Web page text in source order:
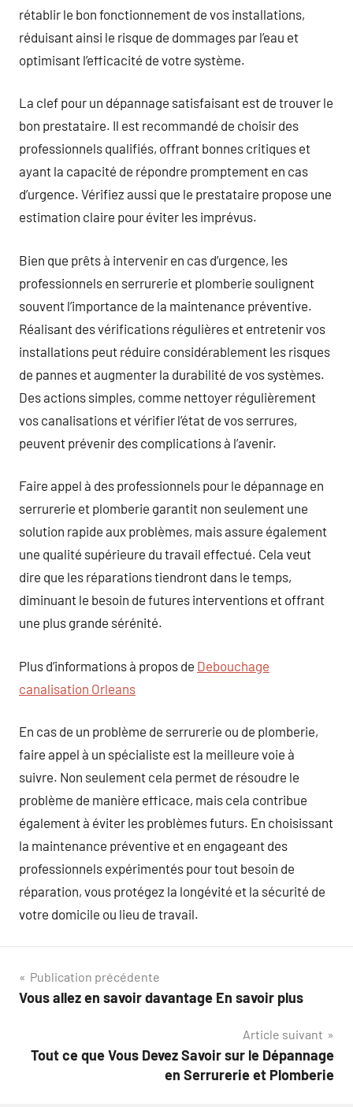
rétablir le bon fonctionnement de vos installations,
réduisant ainsi le risque de dommages par l’eau et
optimisant l’efficacité de votre système.
La clef pour un dépannage satisfaisant est de trouver le
bon prestataire. Il est recommandé de choisir des
professionnels qualifiés, offrant bonnes critiques et
ayant la capacité de répondre promptement en cas
d’urgence. Vérifiez aussi que le prestataire propose une
estimation claire pour éviter les imprévus.
Bien que prêts à intervenir en cas d’urgence, les
professionnels en serrurerie et plomberie soulignent
souvent l’importance de la maintenance préventive.
Réalisant des vérifications régulières et entretenir vos
installations peut réduire considérablement les risques
de pannes et augmenter la durabilité de vos systèmes.
Des actions simples, comme nettoyer régulièrement
vos canalisations et vérifier l’état de vos serrures,
peuvent prévenir des complications à l’avenir.
Faire appel à des professionnels pour le dépannage en
serrurerie et plomberie garantit non seulement une
solution rapide aux problèmes, mais assure également
une qualité supérieure du travail effectué. Cela veut
dire que les réparations tiendront dans le temps,
diminuant le besoin de futures interventions et offrant
une plus grande sérénité.
Plus d’informations à propos de Debouchage
canalisation Orleans
En cas de un problème de serrurerie ou de plomberie,
faire appel à un spécialiste est la meilleure voie à
suivre. Non seulement cela permet de résoudre le
problème de manière efficace, mais cela contribue
également à éviter les problèmes futurs. En choisissant
la maintenance préventive et en engageant des
professionnels expérimentés pour tout besoin de
réparation, vous protégez la longévité et la sécurité de
votre domicile ou lieu de travail.
Navigation
de
Publication précédente
Vous allez en savoir davantage En savoir plus
Article suivant
Tout ce que Vous Devez Savoir sur le Dépannage
en Serrurerie et Plomberie